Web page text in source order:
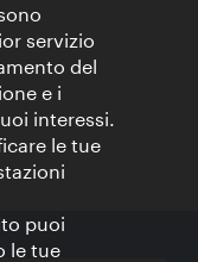
servizio
del
e i
interessi.
le tue
puoi
le tue